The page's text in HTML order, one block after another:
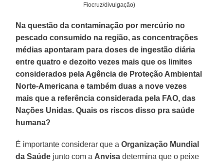
Fiocruz/divulgação)
Na questão da contaminação por mercúrio no
pescado consumido na região, as concentrações
médias apontaram para doses de ingestão diária
entre quatro e dezoito vezes mais que os limites
considerados pela Agência de Proteção Ambiental
Norte-Americana e também duas a nove vezes
mais que a referência considerada pela FAO, das
Nações Unidas. Quais os riscos disso pra saúde
humana?
É importante considerar que aOrganização Mundial
da Saúde junto com aAnvisa determina que o peixe